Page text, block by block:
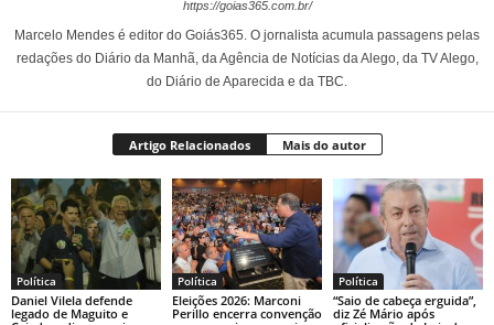
https://goias365.com.br/
Marcelo Mendes é editor do Goiás365. O jornalista acumula passagens pelas
redações do Diário da Manhã, da Agência de Notícias da Alego, da TV Alego,
do Diário de Aparecida e da TBC.
Artigo Relacionados Mais do autor
Política
Daniel Vilela defende
legado de Maguito e
Política
Eleições 2026: Marconi
Perillo encerra convenção
Política
“Saio de cabeça erguida”,
diz Zé Mário após